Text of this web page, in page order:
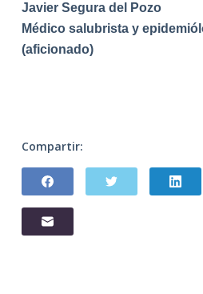
Javier Segura del Pozo
Médico salubrista y
(aficionado)
Compartir: